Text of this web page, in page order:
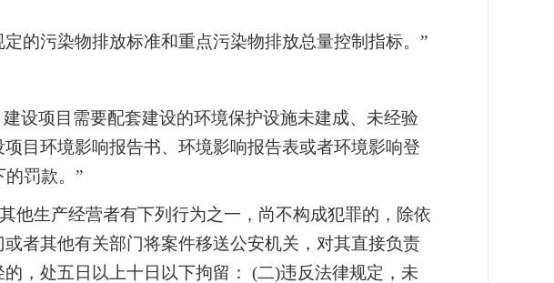
污染物排放标准和重点污染物排放总量控制指标。”
设项目需要配套建设的环境保护设施未建成、未经验
目环境影响报告书、环境影响报告表或者环境影响登
罚款。 ”
他生产经营者有下列行为之一，尚不构成犯罪的，除依
者其他有关部门将案件移送公安机关，对其直接负责
，处五日以上十日以下拘留： (二)违反法律规定，未